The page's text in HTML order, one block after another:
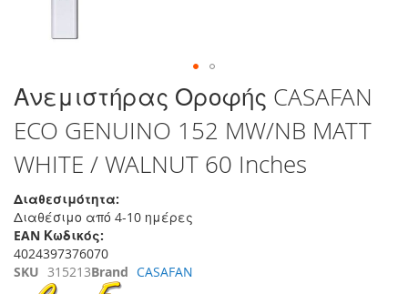
Μετάβαση
στην
αρχή
της
συλλογής
εικόνων
Ανεμιστήρας Οροφής CASAFAN
ECO GENUINO 152 MW/NB MATT
WHITE / WALNUT 60 Inches
Διαθεσιμότητα:
Διαθέσιμο από 4-10 ημέρες
EAN Κωδικός:
4024397376070
SKU 315213Brand CASAFAN